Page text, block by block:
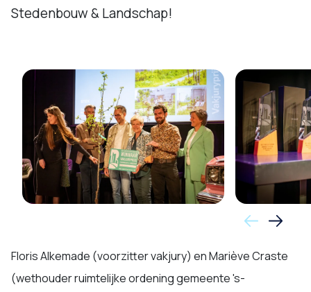
Stedenbouw & Landschap!
Floris Alkemade (voorzitter vakjury) en Mariève Craste
(wethouder ruimtelijke ordening gemeente 's-